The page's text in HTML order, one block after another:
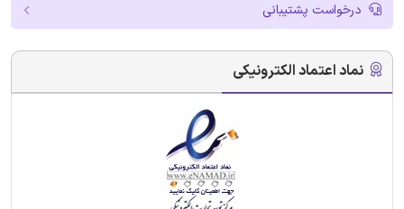
درخواست پشتیبانی
نماد اعتماد الکترونیکی